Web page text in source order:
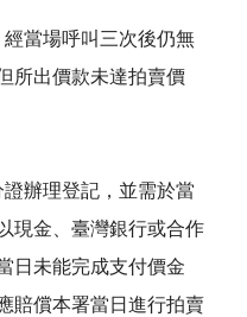
當場呼叫三次後仍無
所出價款未達拍賣價
辦理登記，並需於當
現金、臺灣銀行或合作
日未能完成支付價金
賠償本署當日進行拍賣